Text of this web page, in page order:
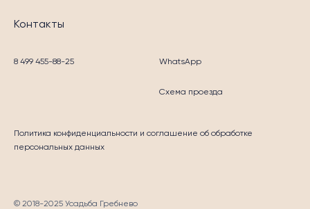
Контакты
8 499 455-88-25 WhatsApp
Схема проезда
Политика конфиденциальности и соглашение об обработке
персональных данных
© 2018-2025 Усадьба Гребнево